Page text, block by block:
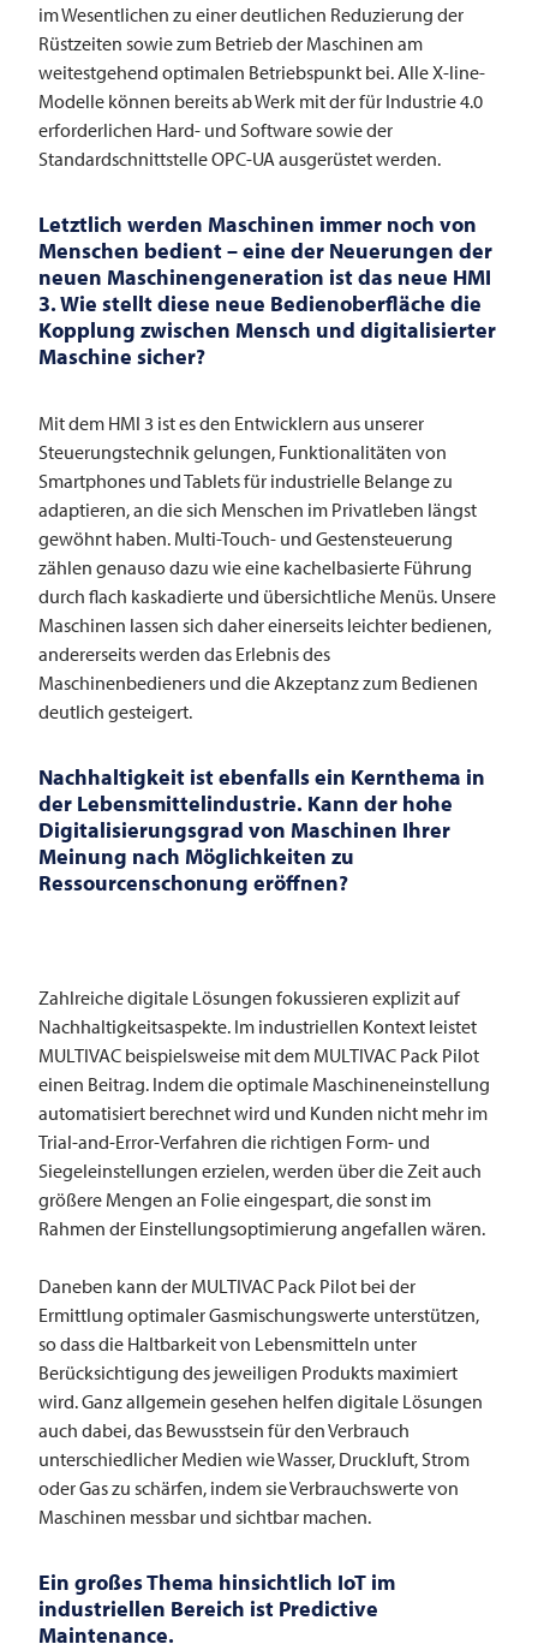
im Wesentlichen zu einer deutlichen Reduzierung der
Rüstzeiten sowie zum Betrieb der Maschinen am
weitestgehend optimalen Betriebspunkt bei. Alle X-line-
Modelle können bereits ab Werk mit der für Industrie 4.0
erforderlichen Hard- und Software sowie der
Standardschnittstelle OPC-UA ausgerüstet werden.
Letztlich werden Maschinen immer noch von
Menschen bedient – eine der Neuerungen der
neuen Maschinengeneration ist das neue HMI
3. Wie stellt diese neue Bedienoberfläche die
Kopplung zwischen Mensch und digitalisierter
Maschine sicher?
Mit dem HMI 3 ist es den Entwicklern aus unserer
Steuerungstechnik gelungen, Funktionalitäten von
Smartphones und Tablets für industrielle Belange zu
adaptieren, an die sich Menschen im Privatleben längst
gewöhnt haben. Multi-Touch- und Gestensteuerung
zählen genauso dazu wie eine kachelbasierte Führung
durch flach kaskadierte und übersichtliche Menüs. Unsere
Maschinen lassen sich daher einerseits leichter bedienen,
andererseits werden das Erlebnis des
Maschinenbedieners und die Akzeptanz zum Bedienen
deutlich gesteigert.
Nachhaltigkeit ist ebenfalls ein Kernthema in
der Lebensmittelindustrie. Kann der hohe
Digitalisierungsgrad von Maschinen Ihrer
Meinung nach Möglichkeiten zu
Ressourcenschonung eröffnen?
Zahlreiche digitale Lösungen fokussieren explizit auf
Nachhaltigkeitsaspekte. Im industriellen Kontext leistet
MULTIVAC beispielsweise mit dem MULTIVAC Pack Pilot
einen Beitrag. Indem die optimale Maschineneinstellung
automatisiert berechnet wird und Kunden nicht mehr im
Trial-and-Error-Verfahren die richtigen Form- und
Siegeleinstellungen erzielen, werden über die Zeit auch
größere Mengen an Folie eingespart, die sonst im
Rahmen der Einstellungsoptimierung angefallen wären.
Daneben kann der MULTIVAC Pack Pilot bei der
Ermittlung optimaler Gasmischungswerte unterstützen,
so dass die Haltbarkeit von Lebensmitteln unter
Berücksichtigung des jeweiligen Produkts maximiert
wird. Ganz allgemein gesehen helfen digitale Lösungen
auch dabei, das Bewusstsein für den Verbrauch
unterschiedlicher Medien wie Wasser, Druckluft, Strom
oder Gas zu schärfen, indem sie Verbrauchswerte von
Maschinen messbar und sichtbar machen.
Ein großes Thema hinsichtlich IoT im
industriellen Bereich ist Predictive
Maintenance.